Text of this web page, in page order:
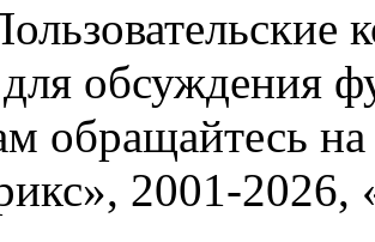
обсуждения
обращайтесь
2001-2026,